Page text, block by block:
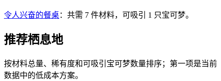
令人兴奋的餐桌：共需 7 件材料，可吸引 1 只宝可梦。
推荐栖息地
按材料总量、稀有度和可吸引宝可梦数量排序；第一项是当前
数据中的低成本方案。